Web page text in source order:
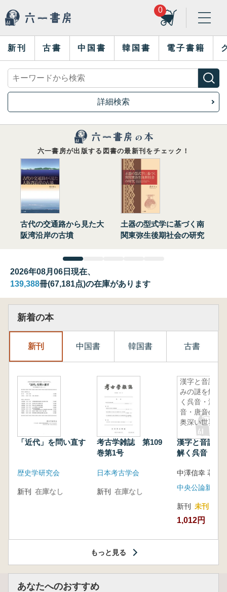
0
新刊 古書 中国書 韓国書 電子書籍
詳細検索
六一書房が出版する図書の最新刊をチェック！
古代の交通路から見た大
阪湾沿岸の古墳
土器の型式学に基づく南
関東弥生後期社会の研究
2026年08月06日現在、
139,388冊(67,181点)の在庫があります
新着の本
新刊 中国書 韓国書 古書
「近代」を問い直す
歴史学研究会
新刊 在庫なし
考古学雑誌 第109
巻第1号
日本考古学会
新刊 在庫なし
漢字と音読
みの謎を解
く呉音・漢
音・唐音の
奥深い世界
漢字と音読み
解く呉音・漢
中澤信幸 著
中央公論新社
新刊 未刊
1,012円
もっと見る
あなたへのおすすめ